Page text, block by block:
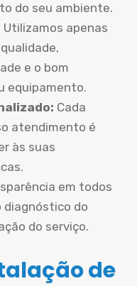
do seu ambiente.
Utilizamos apenas
e o bom
equipamento.
Cada
atendimento é
às suas
em todos
diagnóstico do
do serviço.
de